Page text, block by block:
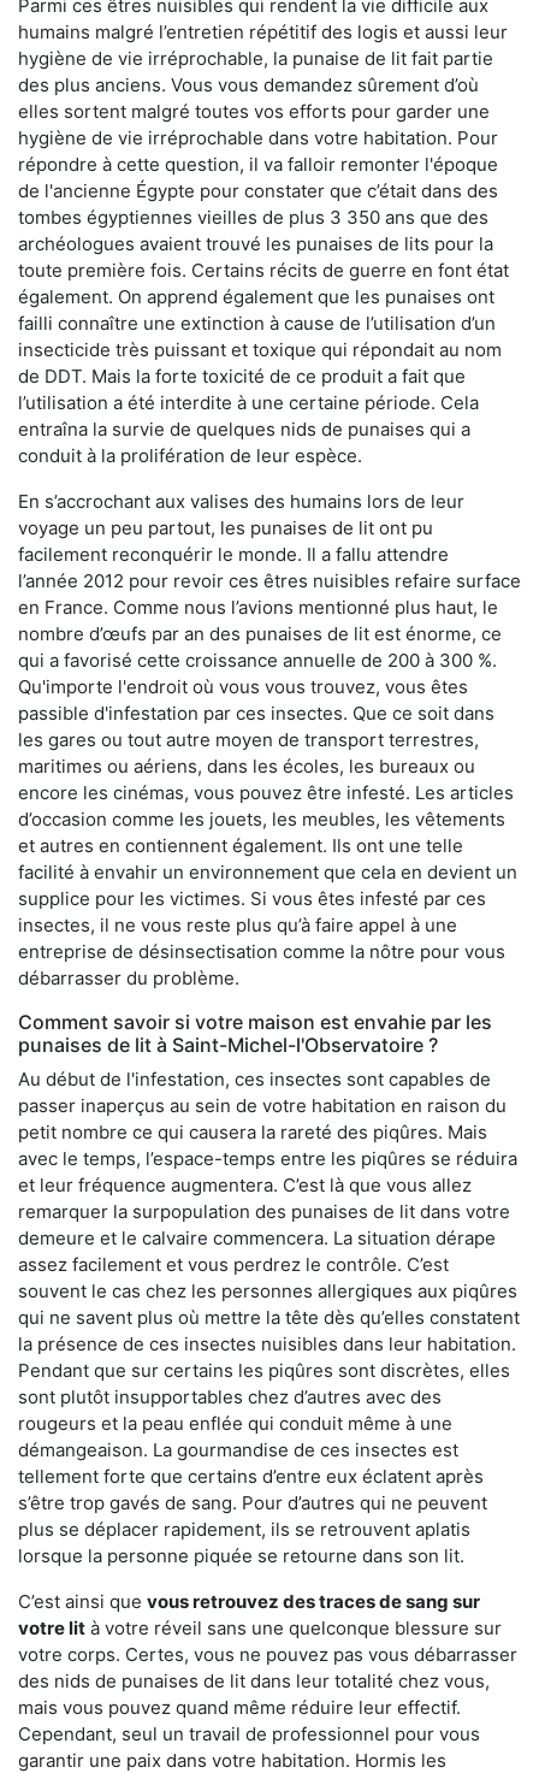
Parmi ces êtres nuisibles qui rendent la vie difficile aux
humains malgré l’entretien répétitif des logis et aussi leur
hygiène de vie irréprochable, la punaise de lit fait partie
des plus anciens. Vous vous demandez sûrement d’où
elles sortent malgré toutes vos efforts pour garder une
hygiène de vie irréprochable dans votre habitation. Pour
répondre à cette question, il va falloir remonter l'époque
de l'ancienne Égypte pour constater que c’était dans des
tombes égyptiennes vieilles de plus 3 350 ans que des
archéologues avaient trouvé les punaises de lits pour la
toute première fois. Certains récits de guerre en font état
également. On apprend également que les punaises ont
failli connaître une extinction à cause de l’utilisation d’un
insecticide très puissant et toxique qui répondait au nom
de DDT. Mais la forte toxicité de ce produit a fait que
l’utilisation a été interdite à une certaine période. Cela
entraîna la survie de quelques nids de punaises qui a
conduit à la prolifération de leur espèce.
En s’accrochant aux valises des humains lors de leur
voyage un peu partout, les punaises de lit ont pu
facilement reconquérir le monde. Il a fallu attendre
l’année 2012 pour revoir ces êtres nuisibles refaire surface
en France. Comme nous l’avions mentionné plus haut, le
nombre d’œufs par an des punaises de lit est énorme, ce
qui a favorisé cette croissance annuelle de 200 à 300 %.
Qu'importe l'endroit où vous vous trouvez, vous êtes
passible d'infestation par ces insectes. Que ce soit dans
les gares ou tout autre moyen de transport terrestres,
maritimes ou aériens, dans les écoles, les bureaux ou
encore les cinémas, vous pouvez être infesté. Les articles
d’occasion comme les jouets, les meubles, les vêtements
et autres en contiennent également. Ils ont une telle
facilité à envahir un environnement que cela en devient un
supplice pour les victimes. Si vous êtes infesté par ces
insectes, il ne vous reste plus qu’à faire appel à une
entreprise de désinsectisation comme la nôtre pour vous
débarrasser du problème.
Comment savoir si votre maison est envahie par les
punaises de lit à Saint-Michel-l'Observatoire ?
Au début de l'infestation, ces insectes sont capables de
passer inaperçus au sein de votre habitation en raison du
petit nombre ce qui causera la rareté des piqûres. Mais
avec le temps, l’espace-temps entre les piqûres se réduira
et leur fréquence augmentera. C’est là que vous allez
remarquer la surpopulation des punaises de lit dans votre
demeure et le calvaire commencera. La situation dérape
assez facilement et vous perdrez le contrôle. C’est
souvent le cas chez les personnes allergiques aux piqûres
qui ne savent plus où mettre la tête dès qu’elles constatent
la présence de ces insectes nuisibles dans leur habitation.
Pendant que sur certains les piqûres sont discrètes, elles
sont plutôt insupportables chez d’autres avec des
rougeurs et la peau enflée qui conduit même à une
démangeaison. La gourmandise de ces insectes est
tellement forte que certains d’entre eux éclatent après
s’être trop gavés de sang. Pour d’autres qui ne peuvent
plus se déplacer rapidement, ils se retrouvent aplatis
lorsque la personne piquée se retourne dans son lit.
C’est ainsi que vous retrouvez des traces de sang sur
votre lit à votre réveil sans une quelconque blessure sur
votre corps. Certes, vous ne pouvez pas vous débarrasser
des nids de punaises de lit dans leur totalité chez vous,
mais vous pouvez quand même réduire leur effectif.
Cependant, seul un travail de professionnel pour vous
garantir une paix dans votre habitation. Hormis les